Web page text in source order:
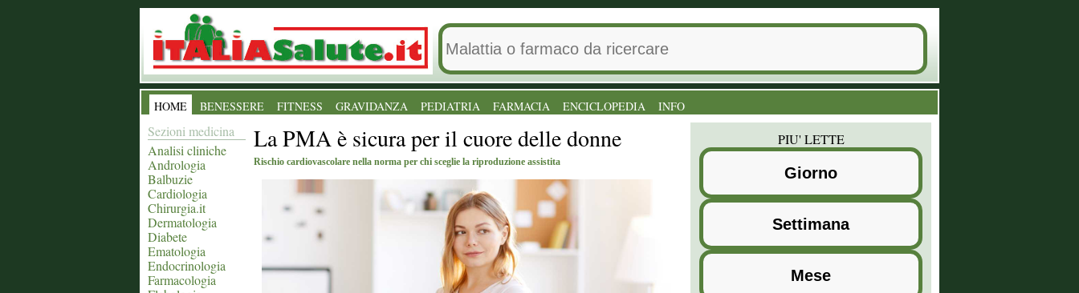
HOME BENESSERE FITNESS GRAVIDANZA PEDIATRIA FARMACIA ENCICLOPEDIA INFO
Sezioni medicina
Analisi cliniche
Andrologia
Balbuzie
Cardiologia
Chirurgia.it
Dermatologia
Diabete
Ematologia
Endocrinologia
Farmacologia
La PMA è sicura per il cuore delle donne
Rischio cardiovascolare nella norma per chi sceglie la riproduzione assistita
PIU' LETTE